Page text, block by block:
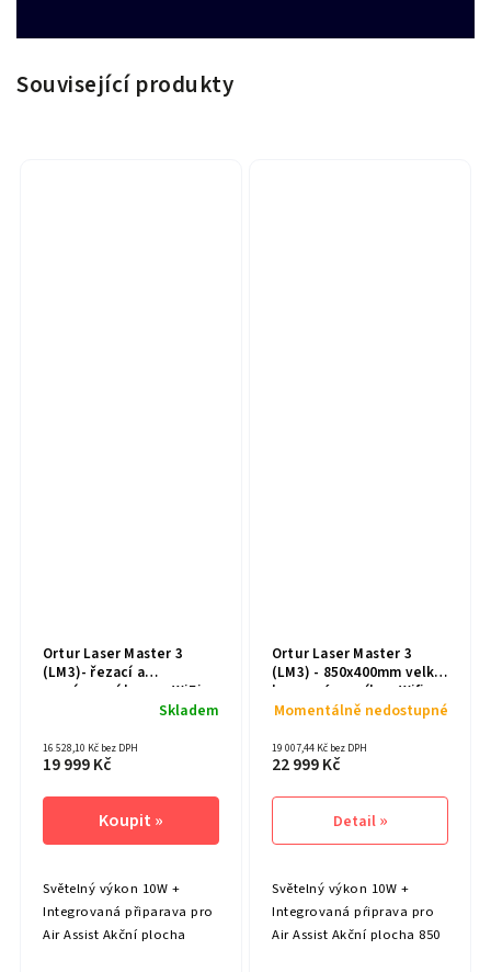
Související produkty
Ortur Laser Master 3
(LM3)- řezací a
gravírovací laser s WiFi -
20,000mm/min 10WSkladem
16 528,10 Kč bez DPH
19 999 Kč
Světelný výkon 10W +
Integrovaná připarava pro
Air Assist Akční plocha
Ortur Laser Master 3
(LM3) - 850x400mm velká
laserová gravíka s Wifi -
10W 20,000mm/min
Momentálně nedostupné
19 007,44 Kč bez DPH
22 999 Kč
Detail
Světelný výkon 10W +
Integrovaná pŕiprava pro
Air Assist Akční plocha 850